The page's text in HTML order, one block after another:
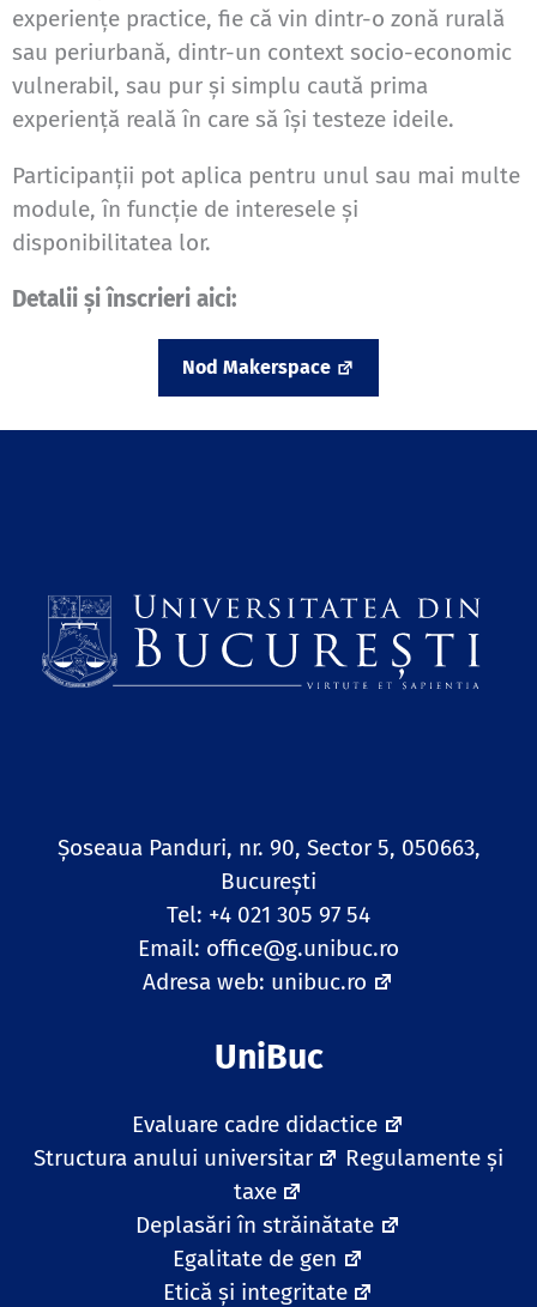
experiențe practice, fie că vin dintr-o zonă rurală
sau periurbană, dintr-un context socio-economic
vulnerabil, sau pur și simplu caută prima
experiență reală în care să își testeze ideile.
Participanții pot aplica pentru unul sau mai multe
module, în funcție de interesele și
disponibilitatea lor.
Detalii și înscrieri aici:
Nod Makerspace
Șoseaua Panduri, nr. 90, Sector 5, 050663,
Bucureşti
Tel: +4 021 305 97 54
Email: office@g.unibuc.ro
Adresa web: unibuc.ro
UniBuc
Evaluare cadre didactice
Structura anului universitar
Regulamente și
taxe
Deplasări în străinătate
Egalitate de gen
Etică și integritate